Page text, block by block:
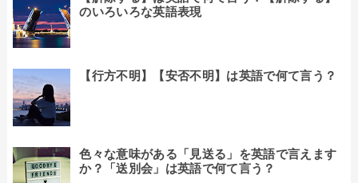
のいろいろな英語表現
【行方不明】【安否不明】は英語で何て言う？
色々な意味がある「見送る」を英語で言えます
か？「送別会」は英語で何て言う？